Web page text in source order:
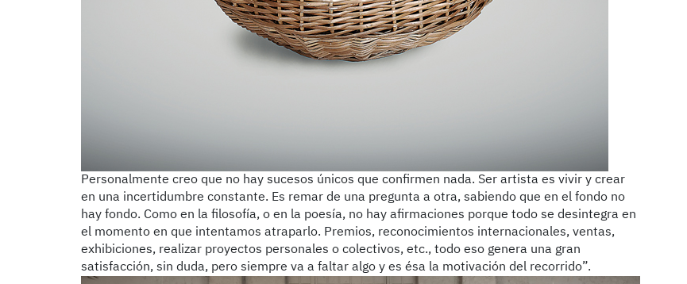
Personalmente creo que no hay sucesos únicos que confirmen nada. Ser artista es vivir y crear
en una incertidumbre constante. Es remar de una pregunta a otra, sabiendo que en el fondo no
hay fondo. Como en la filosofía, o en la poesía, no hay afirmaciones porque todo se desintegra en
el momento en que intentamos atraparlo. Premios, reconocimientos internacionales, ventas,
exhibiciones, realizar proyectos personales o colectivos, etc., todo eso genera una gran
satisfacción, sin duda, pero siempre va a faltar algo y es ésa la motivación del recorrido”.